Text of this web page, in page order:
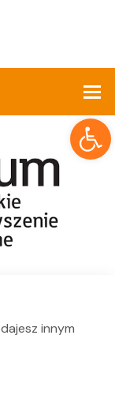
innym